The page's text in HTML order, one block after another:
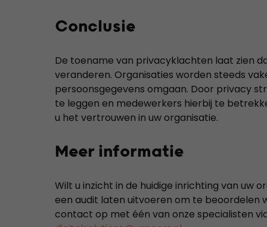
Conclusie
De toename van privacyklachten laat zien
veranderen. Organisaties worden steeds
persoonsgegevens omgaan. Door privacy
te leggen en medewerkers hierbij te
u het vertrouwen in uw organisatie.
Meer informatie
Wilt u inzicht in de huidige inrichting van uw
een audit laten uitvoeren om te beoordelen
contact op met één van onze specialisten